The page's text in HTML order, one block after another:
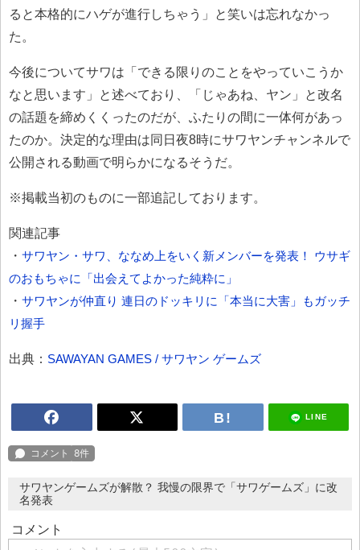
ると本格的にハゲが進行しちゃう」と笑いは忘れなかっ
た。
今後についてサワは「できる限りのことをやっていこうか
なと思います」と述べており、「じゃあね、ヤン」と改名
の話題を締めくくったのだが、ふたりの間に一体何があっ
たのか。決定的な理由は同日夜8時にサワヤンチャンネルで
公開される動画で明らかになるそうだ。
※掲載当初のものに一部追記しております。
関連記事
・ サワヤン・サワ、ななめ上をいく新メンバーを発表！ ウサギ
のおもちゃに「出会えてよかった純粋に」
・ サワヤンが仲直り 連日のドッキリに「本当に大害」もガッチ
リ握手
出典： SAWAYAN GAMES / サワヤン ゲームズ
LINE
サワヤンゲームズが解散？ 我慢の限界で「サワゲームズ」に改
名発表